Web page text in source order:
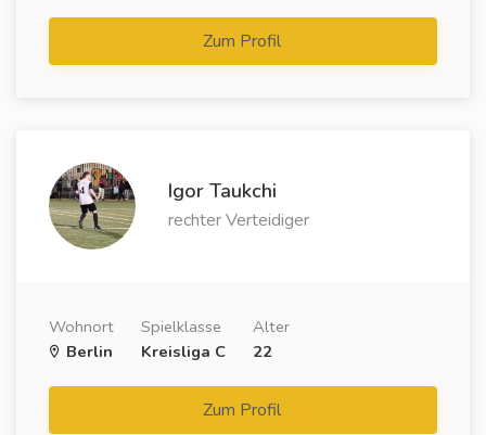
Zum Profil
Igor Taukchi
rechter Verteidiger
Wohnort
Berlin
Spielklasse
Kreisliga C
Alter
22
Zum Profil